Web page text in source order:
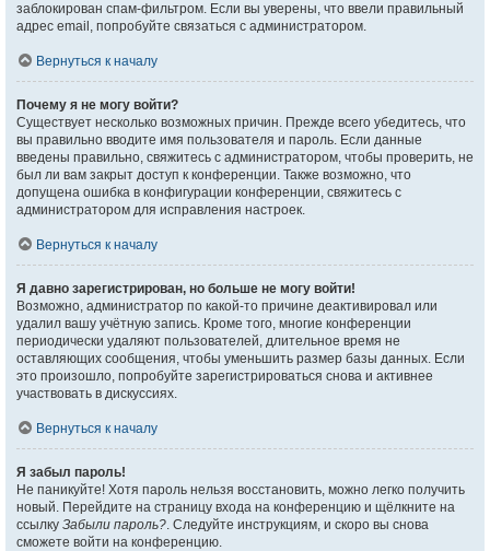
заблокирован спам-фильтром. Если вы уверены, что ввели правильный
адрес email, попробуйте связаться с администратором.
Вернуться к началу
Почему я не могу войти?
Существует несколько возможных причин. Прежде всего убедитесь, что
вы правильно вводите имя пользователя и пароль. Если данные
введены правильно, свяжитесь с администратором, чтобы проверить, не
был ли вам закрыт доступ к конференции. Также возможно, что
допущена ошибка в конфигурации конференции, свяжитесь с
администратором для исправления настроек.
Вернуться к началу
Я давно зарегистрирован, но больше не могу войти!
Возможно, администратор по какой-то причине деактивировал или
удалил вашу учётную запись. Кроме того, многие конференции
периодически удаляют пользователей, длительное время не
оставляющих сообщения, чтобы уменьшить размер базы данных. Если
это произошло, попробуйте зарегистрироваться снова и активнее
участвовать в дискуссиях.
Вернуться к началу
Я забыл пароль!
Не паникуйте! Хотя пароль нельзя восстановить, можно легко получить
новый. Перейдите на страницу входа на конференцию и щёлкните на
ссылку Забыли пароль?. Следуйте инструкциям, и скоро вы снова
сможете войти на конференцию.